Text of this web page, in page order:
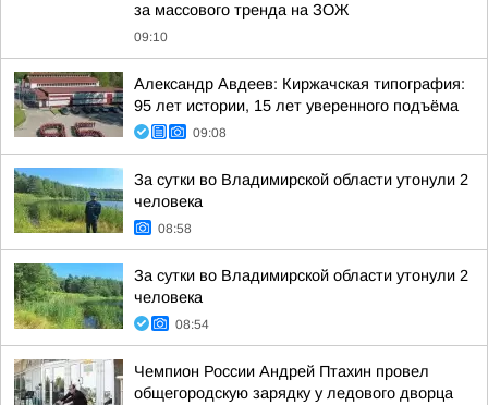
за массового тренда на ЗОЖ
09:10
Александр Авдеев: Киржачская типография:
95 лет истории, 15 лет уверенного подъёма
09:08
За сутки во Владимирской области утонули 2
человека
08:58
За сутки во Владимирской области утонули 2
человека
08:54
Чемпион России Андрей Птахин провел
общегородскую зарядку у ледового дворца